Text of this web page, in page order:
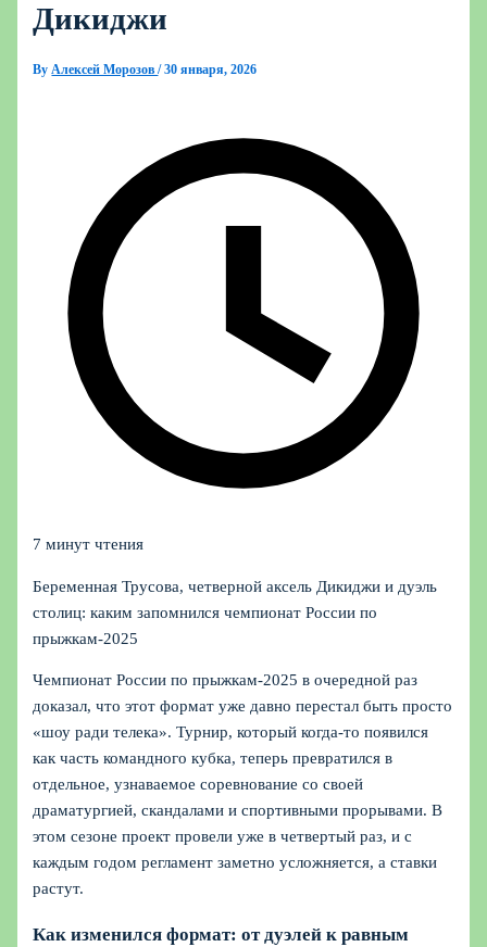
Дикиджи
ByАлексей Морозов/30 января, 2026
7 минут чтения
Беременная Трусова, четверной аксель Дикиджи и дуэль
столиц: каким запомнился чемпионат России по
прыжкам‑2025
Чемпионат России по прыжкам-2025 в очередной раз
доказал, что этот формат уже давно перестал быть просто
«шоу ради телека». Турнир, который когда-то появился
как часть командного кубка, теперь превратился в
отдельное, узнаваемое соревнование со своей
драматургией, скандалами и спортивными прорывами. В
этом сезоне проект провели уже в четвертый раз, и с
каждым годом регламент заметно усложняется, а ставки
растут.
Как изменился формат: от дуэлей к равным